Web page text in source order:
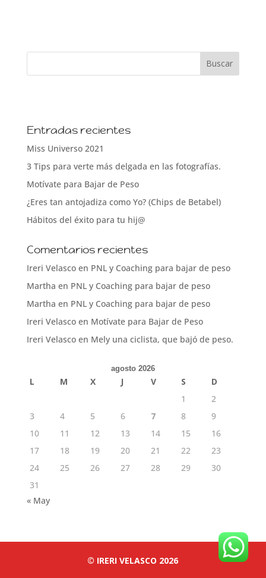
Entradas recientes
Miss Universo 2021
3 Tips para verte más delgada en las fotografías.
Motívate para Bajar de Peso
¿Eres tan antojadiza como Yo? (Chips de Betabel)
Hábitos del éxito para tu hij@
Comentarios recientes
Ireri Velascoen PNL y Coaching para bajar de peso
Martha en PNL y Coaching para bajar de peso
Martha en PNL y Coaching para bajar de peso
Ireri Velascoen Motívate para Bajar de Peso
Ireri Velascoen Mely una ciclista, que bajó de peso.
agosto 2026
L M X J V S
D
1
2
3
4 5 6 7 8
9
10
11 12 13 14 15
16
17
18 19 20 21 22
23
24
25 26 27 28 29
30
31
« May
© IRERI VELASCO 2026